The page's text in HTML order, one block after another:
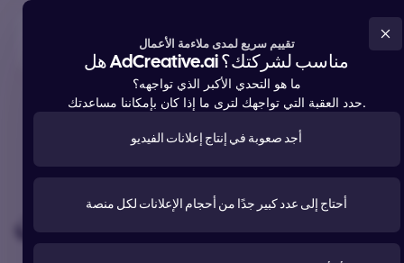
تقييم سريع لمدى ملاءمة الأعمال
هل AdCreative.ai مناسب لشركتك؟
ما هو التحدي الأكبر الذي تواجهه؟
حدد العقبة التي تواجهك لترى ما إذا كان بإمكاننا مساعدتك.
أجد صعوبة في إنتاج إعلانات الفيديو
أحتاج إلى عدد كبير جدًا من أحجام الإعلانات لكل منصة
جرب مجانا الآن
تقدم الدعم لأكثر من 4,200,000 عضو حول العالم
#1 الأكثر استخداما
أداة الذكاء الاصطناعي للإعلان